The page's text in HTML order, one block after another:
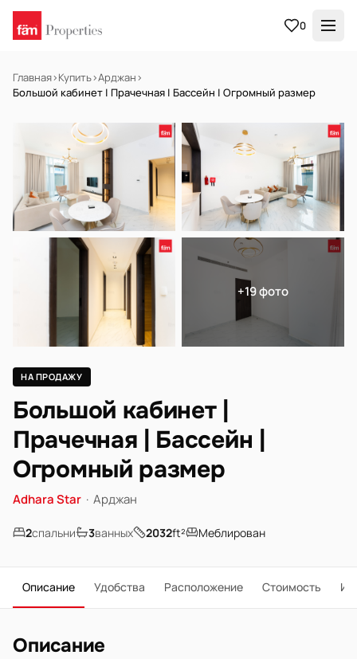
0
Главная›Купить›Арджан›
Большой кабинет | Прачечная | Бассейн | Огромный размер
НА ПРОДАЖУ Готов к заселению
+19 фото
НА ПРОДАЖУ
Большой кабинет |
Прачечная | Бассейн |
Огромный размер
Adhara Star · Арджан
2спальни 3ванных 2032ft² Меблирован
Описание Удобства Расположение Стоимость
Описание